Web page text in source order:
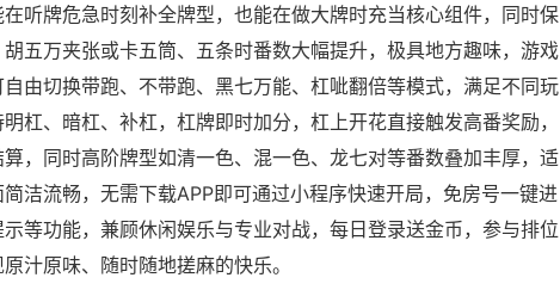
听牌危急时刻补全牌型，也能在做大牌时充当核心组件，同时保
五万夹张或卡五筒、五条时番数大幅提升，极具地方趣味，游戏
由切换带跑、不带跑、黑七万能、杠呲翻倍等模式，满足不同玩
杠、暗杠、补杠，杠牌即时加分，杠上开花直接触发高番奖励，
，同时高阶牌型如清一色、混一色、龙七对等番数叠加丰厚，适
洁流畅，无需下载APP即可通过小程序快速开局，免房号一键进
等功能，兼顾休闲娱乐与专业对战，每日登录送金币，参与排位
汁原味、随时随地搓麻的快乐。